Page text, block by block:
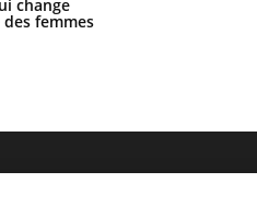
change
femmes